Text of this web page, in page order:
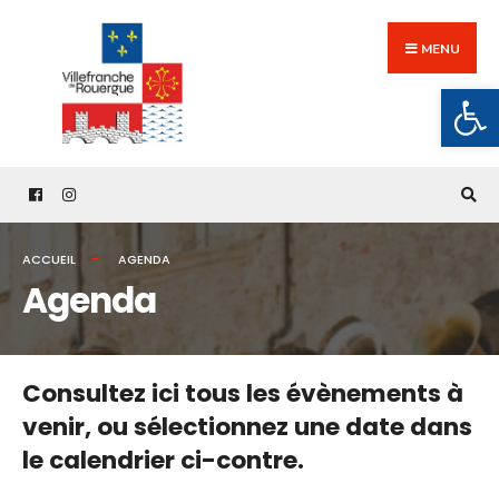
content
MENU
ACCUEIL AGENDA
Agenda
Consultez ici tous les évènements à
venir,ou sélectionnez une date dans
le calendrier ci-contre.